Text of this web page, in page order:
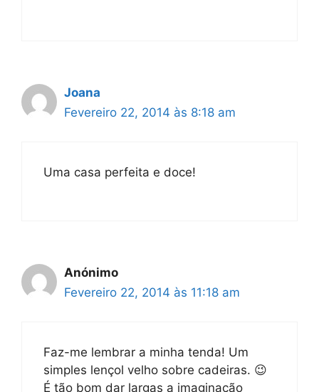
Joana
Fevereiro 22, 2014 às 8:18 am
Uma casa perfeita e doce!
Anónimo
Fevereiro 22, 2014 às 11:18 am
Faz-me lembrar a minha tenda! Um
simples lençol velho sobre cadeiras. 😉
É tão bom dar largas a imaginação